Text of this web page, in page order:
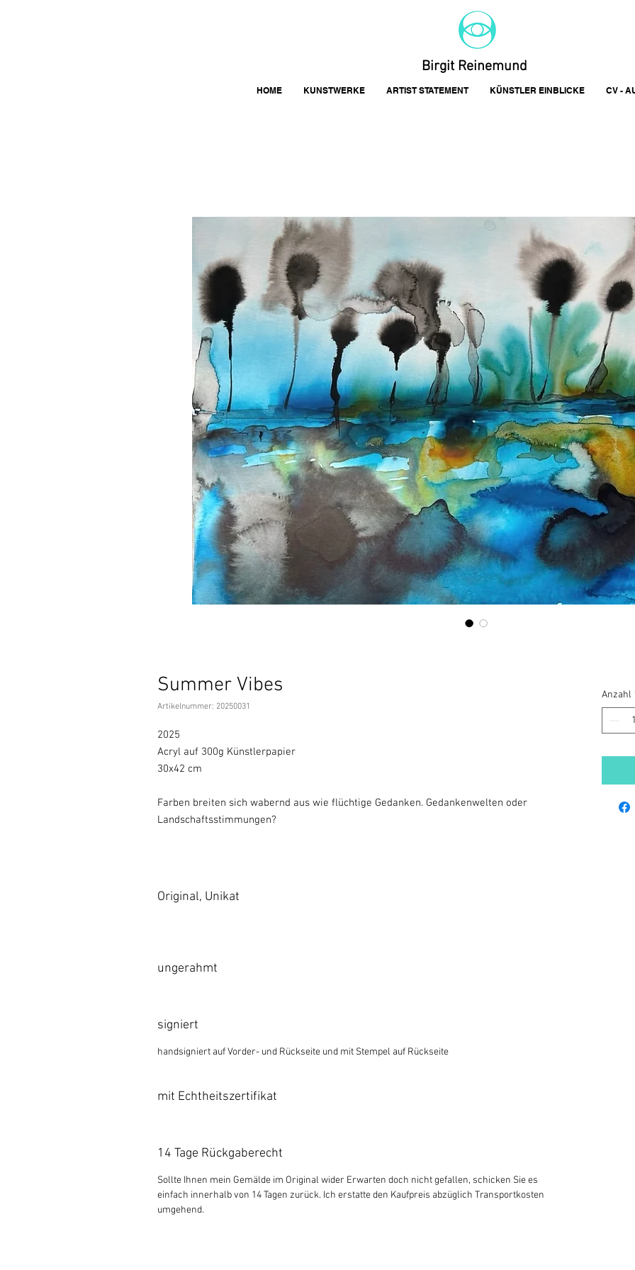
Birgit Reinemund
HOME KUNSTWERKE ARTIST STATEMENT KÜNSTLER EINBLICKE CV -
Summer Vibes
Artikelnummer: 20250031
2025
Acryl auf 300g Künstlerpapier
30x42 cm
Farben breiten sich wabernd aus wie flüchtige Gedanken. Gedankenwelten oder
Landschaftsstimmungen?
Original, Unikat
ungerahmt
signiert
handsigniert auf Vorder- und Rückseite und mit Stempel auf Rückseite
mit Echtheitszertifikat
14 Tage Rückgaberecht
Sollte Ihnen mein Gemälde im Original wider Erwarten doch nicht gefallen, schicken Sie es
einfach innerhalb von 14 Tagen zurück. Ich erstatte den Kaufpreis abzüglich Transportkosten
umgehend.
Anzahl